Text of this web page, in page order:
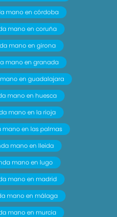
mano en córdoba
mano en coruña
mano en girona
mano en granada
en guadalajara
mano en huesca
mano en la rioja
mano en las palmas
mano en lleida
mano en lugo
mano en madrid
mano en málaga
mano en murcia